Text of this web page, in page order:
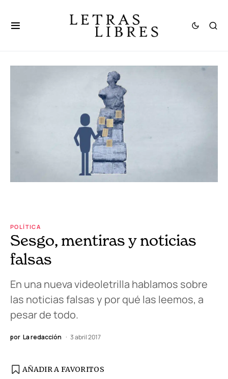
POLÍTICA
Sesgo, mentiras y noticias
falsas
En una nueva videoletrilla hablamos sobre
las noticias falsas y por qué las leemos, a
pesar de todo.
por La redacción 3 abril 2017
AÑADIR A FAVORITOS